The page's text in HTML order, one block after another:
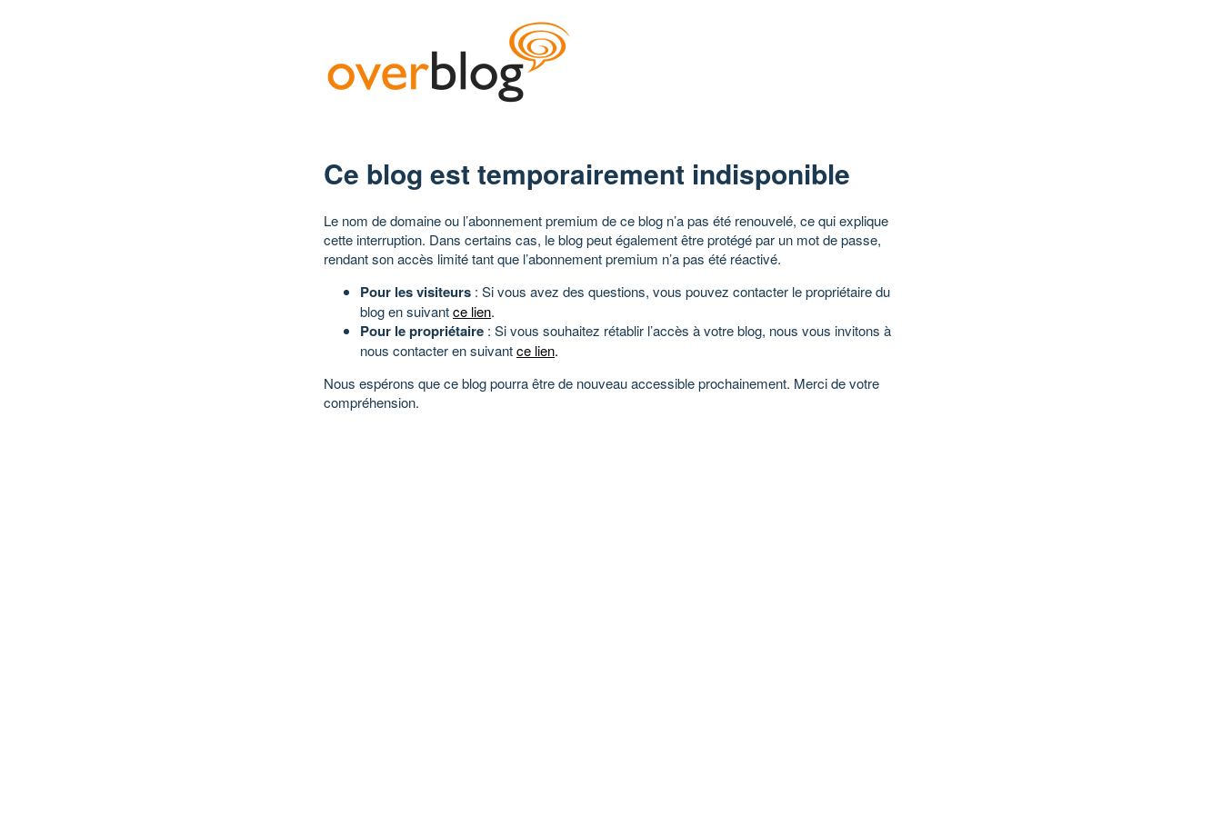
Ce blog est temporairement indisponible
Le nom de domaine ou l’abonnement premium de ce blog n’a pas été renouvelé, ce qui explique
cette interruption. Dans certains cas, le blog peut également être protégé par un mot de passe,
rendant son accès limité tant que l’abonnement premium n’a pas été réactivé.
Pour les visiteurs : Si vous avez des questions, vous pouvez contacter le propriétaire du
blog en suivantce lien.
Pour le propriétaire : Si vous souhaitez rétablir l’accès à votre blog, nous vous invitons à
nous contacter en suivantce lien.
Nous espérons que ce blog pourra être de nouveau accessible prochainement. Merci de votre
compréhension.